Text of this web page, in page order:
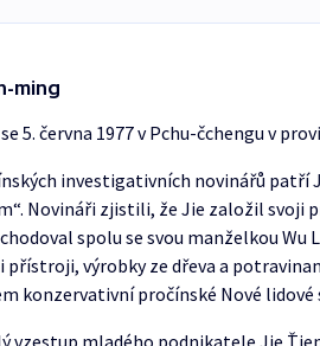
ming
5. června 1977 v Pchu-čchengu v
investigativních novinářů
Novináři zjistili, že Jie založil svoji
spolu se svou manželkou
přístroji, výrobky ze dřeva a
konzervativní pročínské Nové